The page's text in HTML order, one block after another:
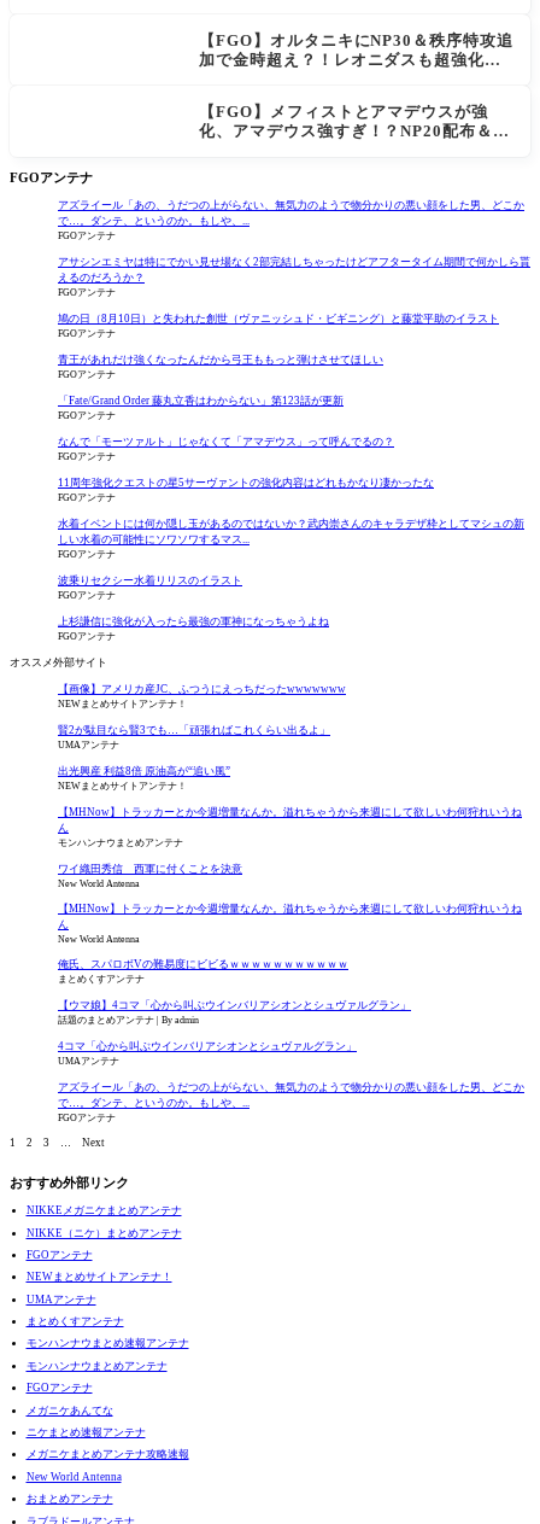
【FGO】オルタニキにNP30＆秩序特攻追
加で金時超え？！レオニダスも超強化で
【FGO】メフィストとアマデウスが強
化、アマデウス強すぎ！？NP20配布＆Ar
FGOアンテナ
アズライール「あの、うだつの上がらない、無気力のようで物分かりの悪い顔をした男、どこか
で…。ダンテ、というのか。もしや、...
FGOアンテナ
アサシンエミヤは特にでかい見せ場なく2部完結しちゃったけどアフタータイム期間で何かしら貰
えるのだろうか？
FGOアンテナ
鳩の日（8月10日）と失われた創世（ヴァニッシュド・ビギニング）と藤堂平助のイラスト
FGOアンテナ
青王があれだけ強くなったんだから弓王ももっと弾けさせてほしい
FGOアンテナ
「Fate/Grand Order 藤丸立香はわからない」第123話が更新
FGOアンテナ
なんで「モーツァルト」じゃなくて「アマデウス」って呼んでるの？
FGOアンテナ
11周年強化クエストの星5サーヴァントの強化内容はどれもかなり凄かったな
FGOアンテナ
水着イベントには何か隠し玉があるのではないか？武内崇さんのキャラデザ枠としてマシュの新
しい水着の可能性にソワソワするマス...
FGOアンテナ
波乗りセクシー水着リリスのイラスト
FGOアンテナ
上杉謙信に強化が入ったら最強の軍神になっちゃうよね
FGOアンテナ
オススメ外部サイト
【画像】アメリカ産JC、ふつうにえっちだったwwwwwww
NEWまとめサイトアンテナ！
賢2が駄目なら賢3でも…「頑張ればこれくらい出るよ」
UMAアンテナ
出光興産 利益8倍 原油高が“追い風”
NEWまとめサイトアンテナ！
【MHNow】トラッカーとか今週増量なんか。溢れちゃうから来週にして欲しいわ何狩れいうね
ん
モンハンナウまとめアンテナ
ワイ織田秀信 西軍に付くことを決意
New World Antenna
【MHNow】トラッカーとか今週増量なんか。溢れちゃうから来週にして欲しいわ何狩れいうね
ん
New World Antenna
俺氏、スパロボVの難易度にビビるｗｗｗｗｗｗｗｗｗｗｗ
まとめくすアンテナ
【ウマ娘】4コマ「心から叫ぶウインバリアシオンとシュヴァルグラン」
話題のまとめアンテナ By admin
4コマ「心から叫ぶウインバリアシオンとシュヴァルグラン」
UMAアンテナ
アズライール「あの、うだつの上がらない、無気力のようで物分かりの悪い顔をした男、どこか
で…。ダンテ、というのか。もしや、...
FGOアンテナ
1 2 3 … Next
おすすめ外部リンク
NIKKEメガニケまとめアンテナ
NIKKE（ニケ）まとめアンテナ
FGOアンテナ
NEWまとめサイトアンテナ！
UMAアンテナ
まとめくすアンテナ
モンハンナウまとめ速報アンテナ
モンハンナウまとめアンテナ
FGOアンテナ
メガニケあんてな
ニケまとめ速報アンテナ
メガニケまとめアンテナ攻略速報
New World Antenna
おまとめアンテナ
ラブラドールアンテナ